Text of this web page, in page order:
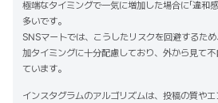
極端なタイミングで一気に増加した場合に「違和
多いです。
SNSマートでは、こうしたリスクを回避するた
加タイミングに十分配慮しており、外から見て
ています。
インスタグラムのアルゴリズムは、投稿の質や